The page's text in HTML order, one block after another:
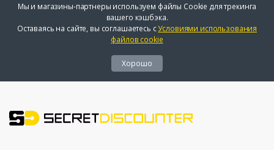
Мы и магазины-партнеры используем файлы Cookie для трекинга
вашего кэшбэка.
Оставаясь на сайте, вы соглашаетесь сУсловиями использования
файлов cookie
Хорошо